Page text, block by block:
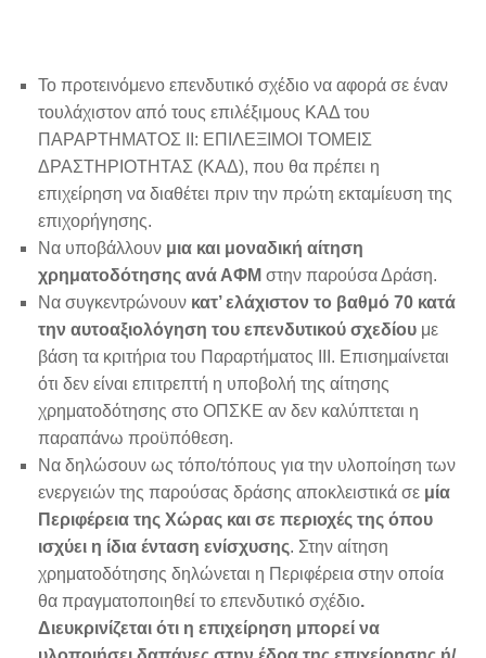
Το προτεινόμενο επενδυτικό σχέδιο να αφορά σε έναν
τουλάχιστον από τους επιλέξιμους ΚΑΔ του
ΠΑΡΑΡΤΗΜΑΤΟΣ II: ΕΠΙΛΕΞΙΜΟΙ ΤΟΜΕΙΣ
ΔΡΑΣΤΗΡΙΟΤΗΤΑΣ (ΚΑΔ), που θα πρέπει η
επιχείρηση να διαθέτει πριν την πρώτη εκταμίευση της
επιχορήγησης.
Να υποβάλλουν μια και μοναδική αίτηση
χρηματοδότησης ανά ΑΦΜ στην παρούσα Δράση.
Να συγκεντρώνουν κατ’ ελάχιστον το βαθμό 70 κατά
την αυτοαξιολόγηση του επενδυτικού σχεδίου με
βάση τα κριτήρια του Παραρτήματος ΙΙΙ. Επισημαίνεται
ότι δεν είναι επιτρεπτή η υποβολή της αίτησης
χρηματοδότησης στο ΟΠΣΚΕ αν δεν καλύπτεται η
παραπάνω προϋπόθεση.
Να δηλώσουν ως τόπο/τόπους για την υλοποίηση των
ενεργειών της παρούσας δράσης αποκλειστικά σε μία
Περιφέρεια της Χώρας και σε περιοχές της όπου
ισχύει η ίδια ένταση ενίσχυσης. Στην αίτηση
χρηματοδότησης δηλώνεται η Περιφέρεια στην οποία
θα πραγματοποιηθεί το επενδυτικό σχέδιο.
Διευκρινίζεται ότι η επιχείρηση μπορεί να